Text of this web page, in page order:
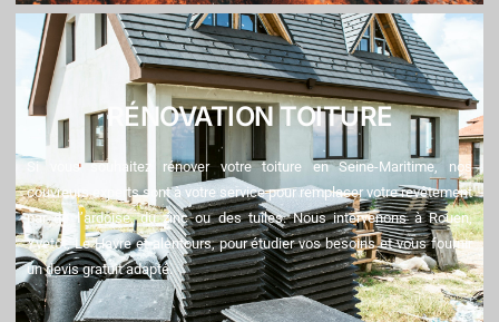
RÉNOVATION TOITURE
Si vous souhaitez rénover votre toiture en Seine-Maritime, nos
couvreurs experts sont à votre service pour remplacer votre revêtement
par de l’ardoise, du zinc ou des tuiles. Nous intervenons à Rouen,
Yvetot, Le Havre et alentours, pour étudier vos besoins et vous fournir
un devis gratuit adapté.